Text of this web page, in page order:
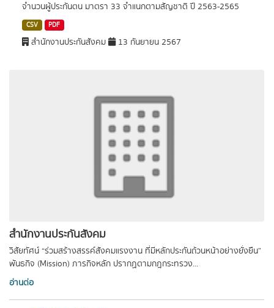
สำนักงานประกันสังคม
วิสัยทัศน์ “ร่วมสร้างสรรค์สังคมแรงงาน ที่มีหลักประกันถ้วนหน้าอย่างยั่งยืน”
พันธกิจ (Mission) ภารกิจหลัก ปรากฏตามกฎกระทรวง...
อ่านต่อ
จำนวนผู้ประกันตน มาตรา 33 จำแนกตามสัญชาติ ปี 2563-2565
CSV PDF
สำนักงานประกันสังคม 13 กันยายน 2567